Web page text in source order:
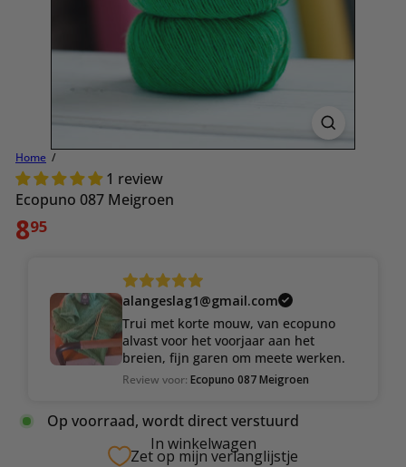
Home
1 review
Ecopuno 087 Meigroen
Normale
prijs
895
alangeslag1@gmail.com
Trui met korte mouw, van ecopuno
alvast voor het voorjaar aan het
breien, fijn garen om meete werken.
Review voor: Ecopuno 087 Meigroen
Op voorraad, wordt direct verstuurd
In winkelwagen
Zet op mijn verlanglijstje